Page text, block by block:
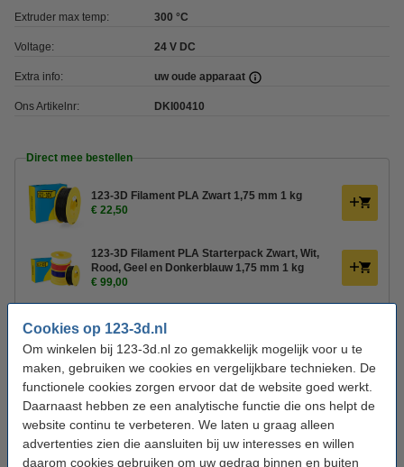
Cookies op 123-3d.nl
Om winkelen bij 123-3d.nl zo gemakkelijk mogelijk voor u te
maken, gebruiken we cookies en vergelijkbare technieken. De
functionele cookies zorgen ervoor dat de website goed werkt.
Daarnaast hebben ze een analytische functie die ons helpt de
website continu te verbeteren. We laten u graag alleen
advertenties zien die aansluiten bij uw interesses en willen
daarom cookies gebruiken om uw gedrag binnen en buiten
Extruder max temp: 300 °C
Voltage: 24 V DC
Extra info: uw oude apparaat
Ons Artikelnr: DKI00410
Direct mee bestellen
123-3D Filament PLA Zwart 1,75 mm 1 kg
€ 22,50
123-3D Filament PLA Starterpack Zwart, Wit,
Rood, Geel en Donkerblauw 1,75 mm 1 kg
€ 99,00
Snapmaker U1
Bouwvolume & machineformaat
De Snapmaker U1 biedt een bouwvolume van 270 × 270 × 270 mm. Qua
uiterlijke afmetingen is de printer vrij compact ondanks vier koppen, met een
footprint (inclusief spoelhouders) van ongeveer 500 × 600 × 700 mm.
Hoge snelheid en precisie